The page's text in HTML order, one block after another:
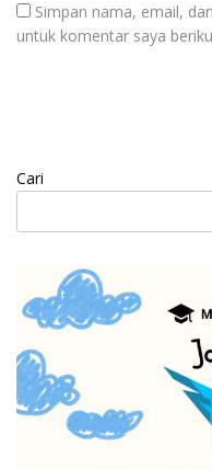
Simpan nama, email,
untuk komentar saya
Cari